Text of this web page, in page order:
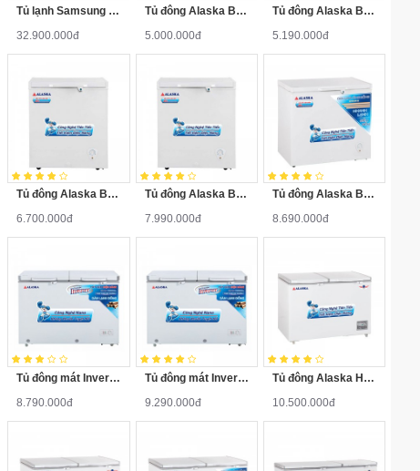
Tủ lạnh Samsung RS552NRUA9M/SV 548 lít
32.900.000đ
Tủ đông Alaska BD-200
5.000.000đ
Tủ đông Alaska BD-200C
5.190.000đ
Tủ đông Alaska BD-300
6.700.000đ
Tủ đông Alaska BD-400
7.990.000đ
Tủ đông Alaska BD-400C
8.690.000đ
Tủ đông mát Inverter FCA-3600CI
8.790.000đ
Tủ đông mát Inverter FCA-4600CI
9.290.000đ
Tủ đông Alaska HB-500N
10.500.000đ